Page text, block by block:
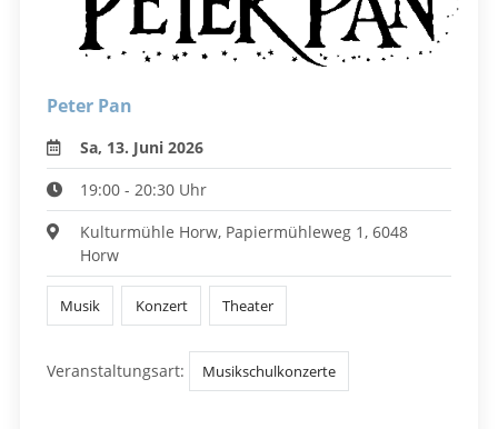
Peter Pan
Sa, 13. Juni 2026
19:00 - 20:30 Uhr
Kulturmühle Horw, Papiermühleweg 1, 6048
Horw
Musik Konzert Theater
Veranstaltungsart: Musikschulkonzerte